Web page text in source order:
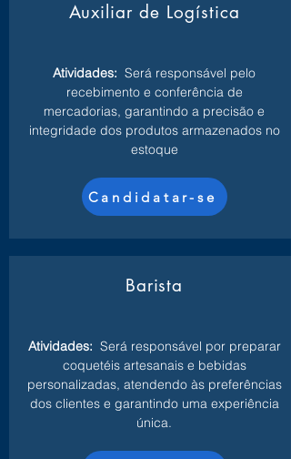
Auxiliar de Logística
Atividades: Será responsável pelo
recebimento e conferência de
mercadorias, garantindo a precisão e
integridade dos produtos armazenados no
estoque
Candidatar-se
Barista
Atividades: Será responsável por preparar
coquetéis artesanais e bebidas
personalizadas, atendendo às preferências
dos clientes e garantindo uma experiência
única.